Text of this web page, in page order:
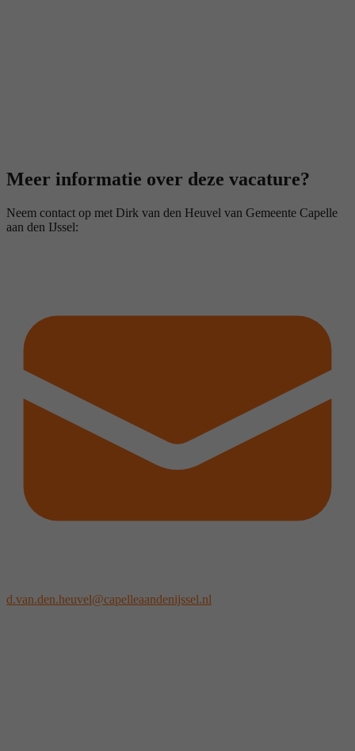
Meer informatie over deze vacature?
Neem contact op met Dirk van den Heuvel van Gemeente Capelle
aan den IJssel:
d.van.den.heuvel@capelleaandenijssel.nl